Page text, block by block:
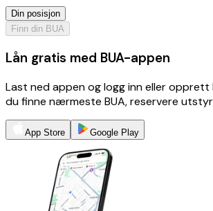
Din posisjon
Finn din BUA
Lån gratis med BUA-appen
Last ned appen og logg inn eller opprett
du finne nærmeste BUA, reservere
App Store Google Play